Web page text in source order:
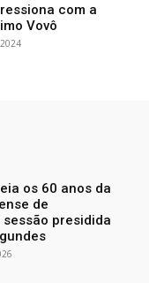
com a
Vovô
os 60 anos da
de
presidida